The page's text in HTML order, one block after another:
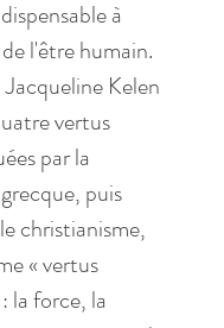
à
l'être humain.
Kelen
vertus
par la
puis
christianisme,
« vertus
la force, la